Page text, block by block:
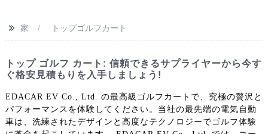
>> 家 トップゴルフカート
トップ ゴルフ カート: 信頼できるサプライヤーから今す
ぐ格安見積もりを入手しましょう!
EDACAR EV Co., Ltd. の最高級ゴルフカートで、究極の贅沢と
パフォーマンスを体験してください。当社の最先端の電気自動
車は、洗練されたデザインと高度なテクノロジーでゴルフ体験